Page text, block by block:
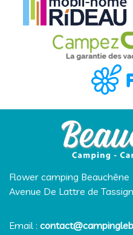
Flower camping Beauchêne
Avenue De Lattre de
Email :